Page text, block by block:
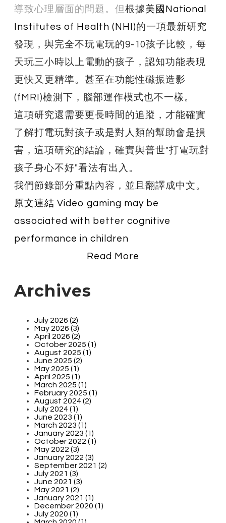
導致心理層面的問題。但根據美國National
Institutes of Health (NHI)的一項最新研究
發現，與完全不玩電玩的9-10孩子比較，每
天玩三小時以上電動的孩子，認知功能表現
更快又更精準。甚至在功能性磁振造影
(fMRI)檢測下，腦部運作模式也不一樣。
這項研究還需要更長時間的追蹤，才能確實
了解打電玩對孩子或是對人類的幫助會是損
害，這項研究的結論，確實與普世"打電玩對
孩子身心不好"看法有出入。
我們節錄部分重點內容，並且翻譯成中文。
原文連結 Video gaming may be
associated with better cognitive
performance in children
Read More
Archives
July 2026 (2)
May 2026 (3)
April 2026 (2)
October 2025 (1)
August 2025 (1)
June 2025 (2)
May 2025 (1)
April 2025 (1)
March 2025 (1)
February 2025 (1)
August 2024 (2)
July 2024 (1)
June 2023 (1)
March 2023 (1)
January 2023 (1)
October 2022 (1)
May 2022 (3)
January 2022 (3)
September 2021 (2)
July 2021 (3)
June 2021 (3)
May 2021 (2)
January 2021 (1)
December 2020 (1)
July 2020 (1)